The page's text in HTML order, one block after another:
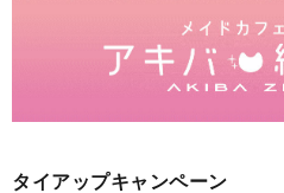
タイアップキャンペーン